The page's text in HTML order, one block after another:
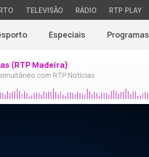
TELEVISÃO RÁDIO RTP PLAY
Especiais Programas
(RTP Madeira)
com RTP Notícias